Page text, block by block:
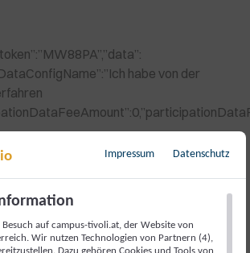
habe von der
17828 Kategorie:
Impressum Datenschutz
auf campus-tivoli.at, der Website von
Wir nutzen Technologien von Partnern (4),